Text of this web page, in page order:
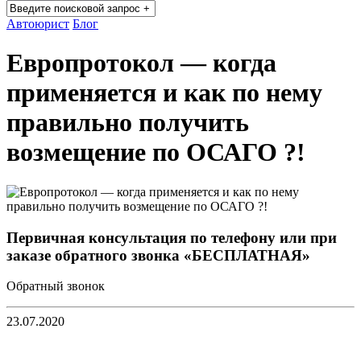
Автоюрист Блог
Европротокол — когда
применяется и как по нему
правильно получить
возмещение по ОСАГО ?!
Первичная консультация по телефону или при
заказе обратного звонка «БЕСПЛАТНАЯ»
Обратный звонок
23.07.2020